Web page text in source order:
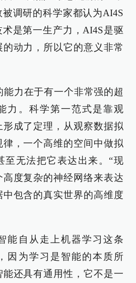
调研的科学家都认为AI4S
是第一生产力，AI4S是驱
动力，所以它的意义非常
能力在于有一个非常强的超
力。科学第一范式是靠观
成了定理，从观察数据拟
，一个高维的空间中做拟
至无法把它表达出来。“现
度复杂的神经网络来表达
包含的真实世界的高维度
能自从走上机器学习这条
因为学习是智能的本质所
还具有通用性，它不是一